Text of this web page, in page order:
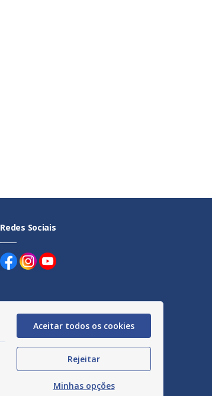
Redes Sociais
Aceitar todos os cookies
Rejeitar
Minhas opções